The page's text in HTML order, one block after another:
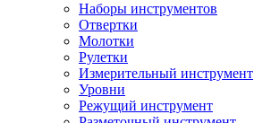
Наборы инструментов
Отвертки
Молотки
Рулетки
Измерительный инструмент
Уровни
Режущий инструмент